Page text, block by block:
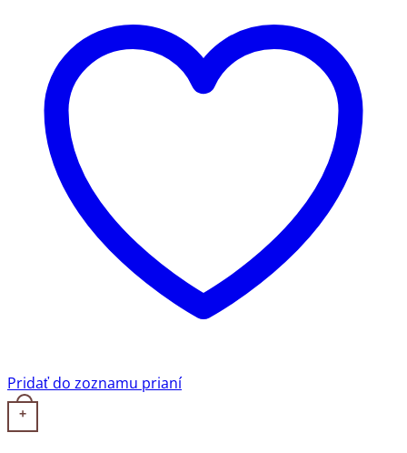
Pridať do zoznamu prianí
+